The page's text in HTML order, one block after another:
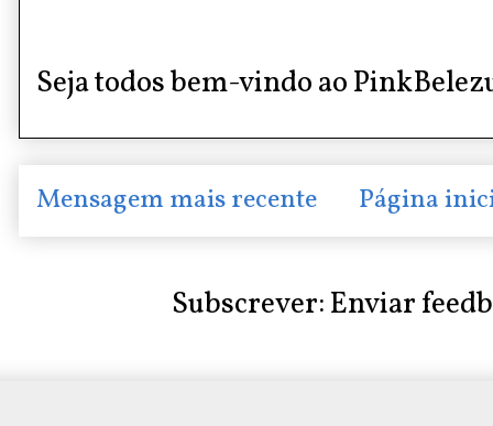
Seja todos bem-vindo ao
Mensagem mais recente Página
Subscrever:Enviar